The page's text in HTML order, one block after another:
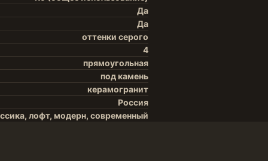
Да
Да
оттенки серого
4
прямоугольная
под камень
керамогранит
Россия
лофт, модерн, современный